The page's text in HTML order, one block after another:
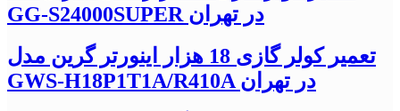
GG-S24000SUPER در تهران
تعمیر کولر گازی 18 هزار اینورتر گرین مدل
GWS-H18P1T1A/R410A در تهران